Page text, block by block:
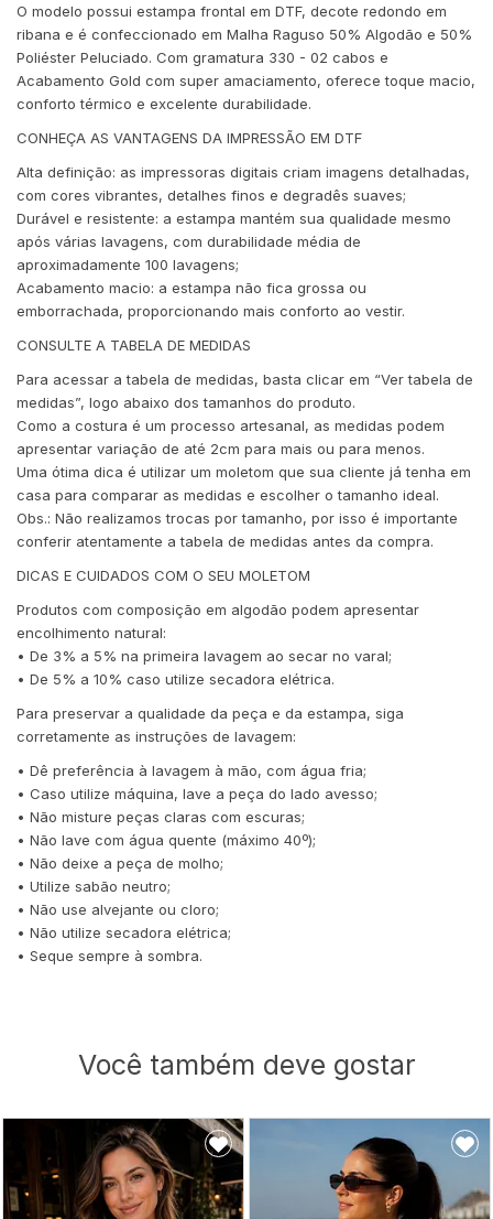
O modelo possui estampa frontal em DTF, decote redondo em
ribana e é confeccionado em Malha Raguso 50% Algodão e 50%
Poliéster Peluciado. Com gramatura 330 - 02 cabos e
Acabamento Gold com super amaciamento, oferece toque macio,
conforto térmico e excelente durabilidade.
CONHEÇA AS VANTAGENS DA IMPRESSÃO EM DTF
Alta definição: as impressoras digitais criam imagens detalhadas,
com cores vibrantes, detalhes finos e degradês suaves;
Durável e resistente: a estampa mantém sua qualidade mesmo
após várias lavagens, com durabilidade média de
aproximadamente 100 lavagens;
Acabamento macio: a estampa não fica grossa ou
emborrachada, proporcionando mais conforto ao vestir.
CONSULTE A TABELA DE MEDIDAS
Para acessar a tabela de medidas, basta clicar em “Ver tabela de
medidas”, logo abaixo dos tamanhos do produto.
Como a costura é um processo artesanal, as medidas podem
apresentar variação de até 2cm para mais ou para menos.
Uma ótima dica é utilizar um moletom que sua cliente já tenha em
casa para comparar as medidas e escolher o tamanho ideal.
Obs.: Não realizamos trocas por tamanho, por isso é importante
conferir atentamente a tabela de medidas antes da compra.
DICAS E CUIDADOS COM O SEU MOLETOM
Produtos com composição em algodão podem apresentar
encolhimento natural:
• De 3% a 5% na primeira lavagem ao secar no varal;
• De 5% a 10% caso utilize secadora elétrica.
Para preservar a qualidade da peça e da estampa, siga
corretamente as instruções de lavagem:
• Dê preferência à lavagem à mão, com água fria;
• Caso utilize máquina, lave a peça do lado avesso;
• Não misture peças claras com escuras;
• Não lave com água quente (máximo 40º);
• Não deixe a peça de molho;
• Utilize sabão neutro;
• Não use alvejante ou cloro;
• Não utilize secadora elétrica;
• Seque sempre à sombra.
Você também deve gostar